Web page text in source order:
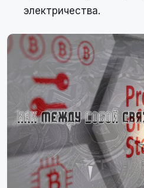
электричества.